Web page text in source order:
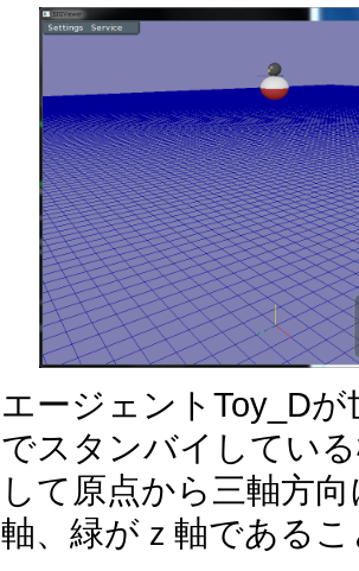
エージェントToy_D
でスタンバイしてい
して原点から三軸方
軸、緑がｚ軸である